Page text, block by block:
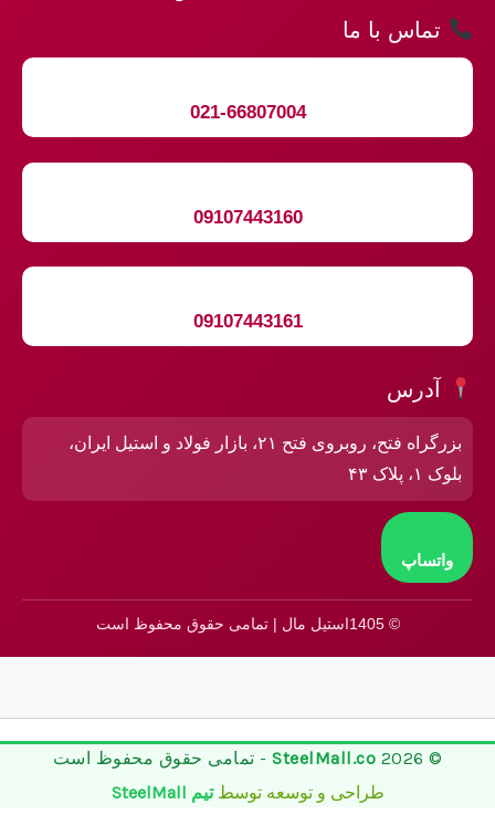
تماس با ما
021-66807004
09107443160
09107443161
آدرس
بزرگراه فتح، روبروی فتح ۲۱، بازار فولاد و استیل ایران،
بلوک ۱، پلاک ۴۳
واتساپ
© 1405استیل مال | تمامی حقوق محفوظ است
© 2026
SteelMall.co - تمامی حقوق محفوظ است
طراحی و توسعه توسطتیم SteelMall